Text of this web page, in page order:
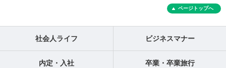
ページトップへ
社会人ライフ ビジネスマナー
内定・入社 卒業・卒業旅行